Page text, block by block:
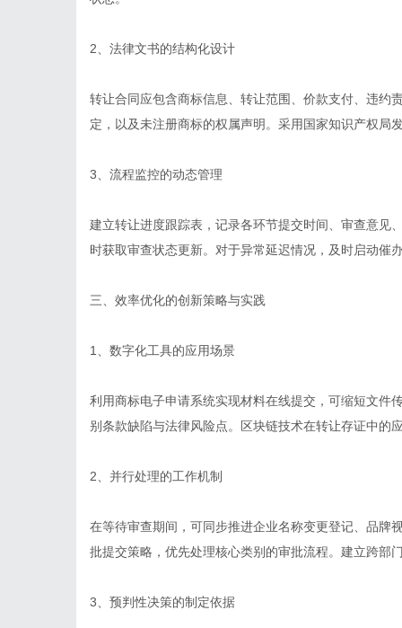
2、法律文书的结构化设计
转让合同应包含商标信息、转让范围、价款支付、违约
定，以及未注册商标的权属声明。采用国家知识产权局
3、流程监控的动态管理
建立转让进度跟踪表，记录各环节提交时间、审查意见
时获取审查状态更新。对于异常延迟情况，及时启动催
三、效率优化的创新策略与实践
1、数字化工具的应用场景
利用商标电子申请系统实现材料在线提交，可缩短文件
别条款缺陷与法律风险点。区块链技术在转让存证中的
2、并行处理的工作机制
在等待审查期间，可同步推进企业名称变更登记、品牌
批提交策略，优先处理核心类别的审批流程。建立跨部
3、预判性决策的制定依据